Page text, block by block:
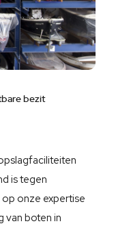
bezit
is tegen
onze expertise
van boten in